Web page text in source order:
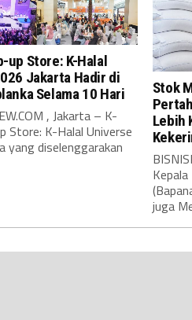
up Store: K-Halal
Jakarta Hadir di
Selama 10 Hari
, Jakarta – K-
Store: K-Halal Universe
yang diselenggarakan
Stok
Lebih
juga